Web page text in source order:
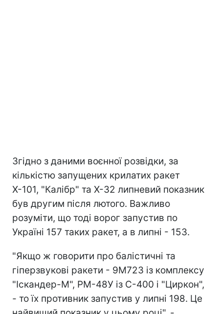
Згідно з даними воєнної розвідки, за
кількістю запущених крилатих ракет
Х-101, "Калібр" та Х-32 липневий показник
був другим після лютого. Важливо
розуміти, що тоді ворог запустив по
Україні 157 таких ракет, а в липні - 153.
"Якщо ж говорити про балістичні та
гіперзвукові ракети - 9М723 із комплексу
"Іскандер-М", РМ-48У із С-400 і "Циркон",
- то їх противник запустив у липні 198. Це